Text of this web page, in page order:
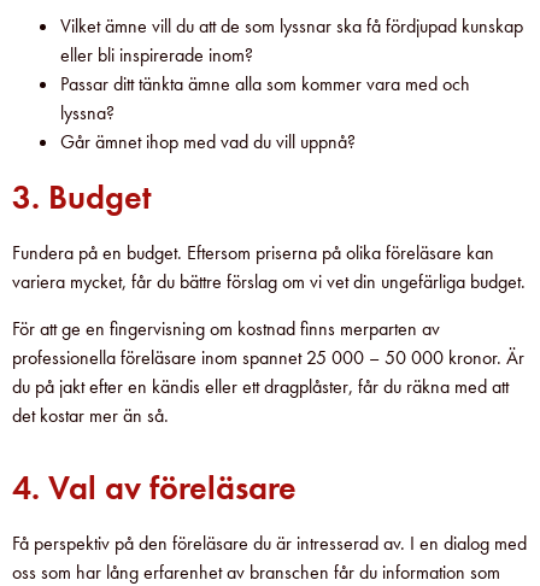
Vilket ämne vill du att de som lyssnar ska få fördjupad kunskap
eller bli inspirerade inom?
Passar ditt tänkta ämne alla som kommer vara med och
lyssna?
Går ämnet ihop med vad du vill uppnå?
3. Budget
Fundera på en budget. Eftersom priserna på olika föreläsare kan
variera mycket, får du bättre förslag om vi vet din ungefärliga budget.
För att ge en fingervisning om kostnad finns merparten av
professionella föreläsare inom spannet 25 000 – 50 000 kronor. Är
du på jakt efter en kändis eller ett dragplåster, får du räkna med att
det kostar mer än så.
4. Val av föreläsare
Få perspektiv på den föreläsare du är intresserad av. I en dialog med
oss som har lång erfarenhet av branschen får du information som